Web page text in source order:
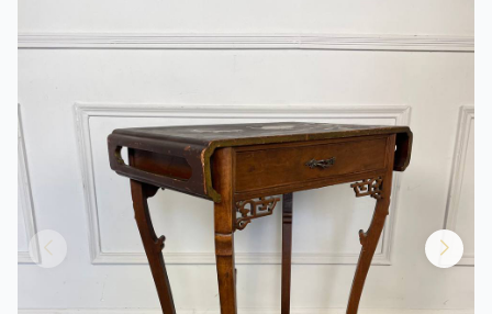
ЭКСКУРСИИ
РЕСТАВРАЦИЯ
КУРСЫ ПО РЕСТАВРАЦИИ